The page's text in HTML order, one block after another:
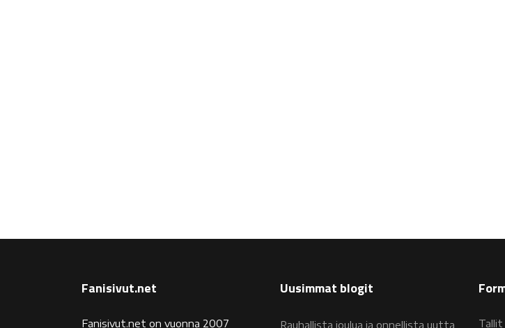
Fanisivut.net
Fanisivut.net on vuonna 2007
Uusimmat blogit
Rauhallista joulua ja onnellista uutta